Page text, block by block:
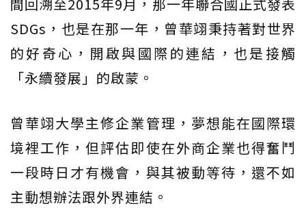
間回溯至2015年9月，那一年聯合國正式發表
SDGs，也是在那一年，曾華翊秉持著對世界
的好奇心，開啟與國際的連結，也是接觸
「永續發展」的啟蒙。
曾華翊大學主修企業管理，夢想能在國際環
境裡工作，但評估即使在外商企業也得奮鬥
一段時日才有機會，與其被動等待，還不如
主動想辦法跟外界連結。